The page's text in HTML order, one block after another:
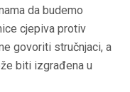
da budemo
cjepiva protiv
govoriti stručnjaci, a
biti izgrađena u